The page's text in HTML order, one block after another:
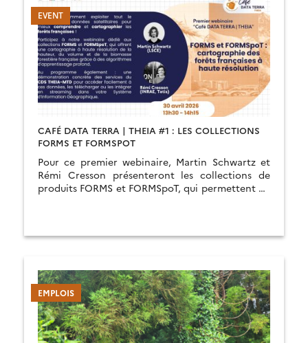
CAFÉ DATA TERRA | THEIA #1 : LES COLLECTIONS
FORMS ET FORMSPOT
Pour ce premier webinaire, Martin Schwartz et
Rémi Cresson présenteront les collections de
produits FORMS et FORMSpoT, qui permettent de
EMPLOIS